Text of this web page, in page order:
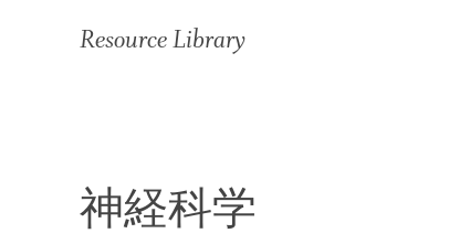
Resource Library
神経科学